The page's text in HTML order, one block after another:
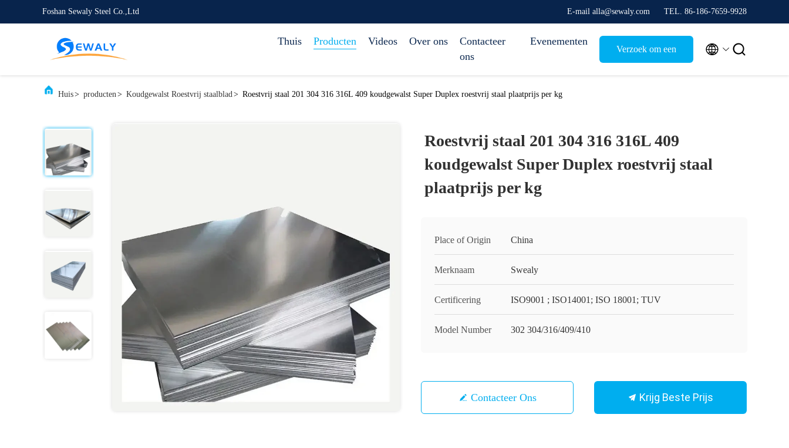
Foshan Sewaly Steel Co.,Ltd E-mail alla@sewaly.com TEL. 86-186-7659-9928
Thuis Producten Videos Over ons
Contacteer
ons
Evenementen
Verzoek om een  
Huis> producten> Koudgewalst Roestvrij staalblad> Roestvrij staal 201 304 316 316L 409 koudgewalst Super Duplex roestvrij staal plaatprijs per kg
Roestvrij staal 201 304 316 316L 409
koudgewalst Super Duplex roestvrij staal
plaatprijs per kg
Place of Origin China
Merknaam Swealy
Certificering ISO9001 ; ISO14001; ISO 18001; TUV
Model Number 302 304/316/409/410
Contacteer Ons Krijg Beste Prijs